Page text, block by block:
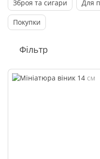
Зброя та сигари Для
Покупки
Фільтр